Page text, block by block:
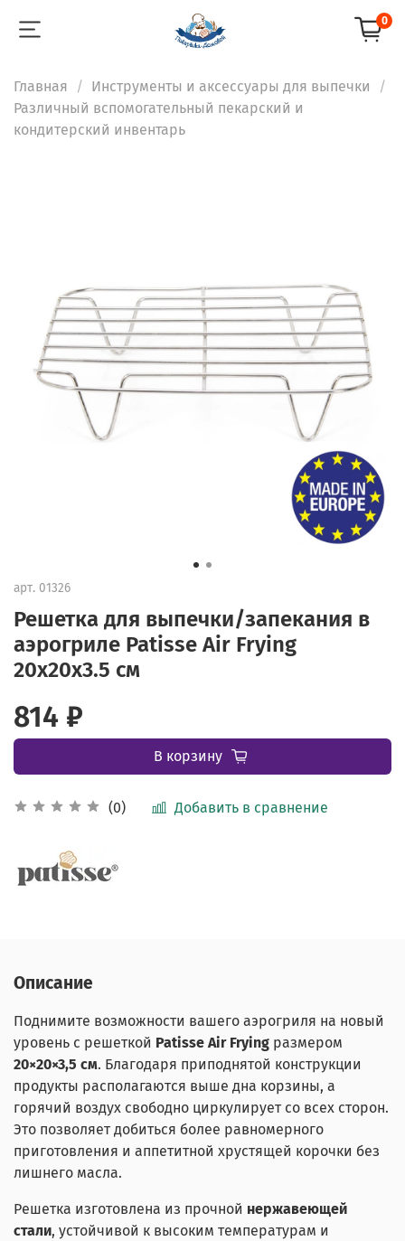
0
Главная
Инструменты и аксессуары для выпечки
Различный вспомогательный пекарский и
кондитерский инвентарь
арт. 01326
Решетка для выпечки/запекания в
аэрогриле Patisse Air Frying
20х20х3.5 см
(0) Добавить в сравнение
814 ₽
В корзину
Описание
Поднимите возможности вашего аэрогриля на новый
уровень с решеткой Patisse Air Frying размером
20×20×3,5 см. Благодаря приподнятой конструкции
продукты располагаются выше дна корзины, а
горячий воздух свободно циркулирует со всех сторон.
Это позволяет добиться более равномерного
приготовления и аппетитной хрустящей корочки без
лишнего масла.
Решетка изготовлена из прочной нержавеющей
стали, устойчивой к высоким температурам и